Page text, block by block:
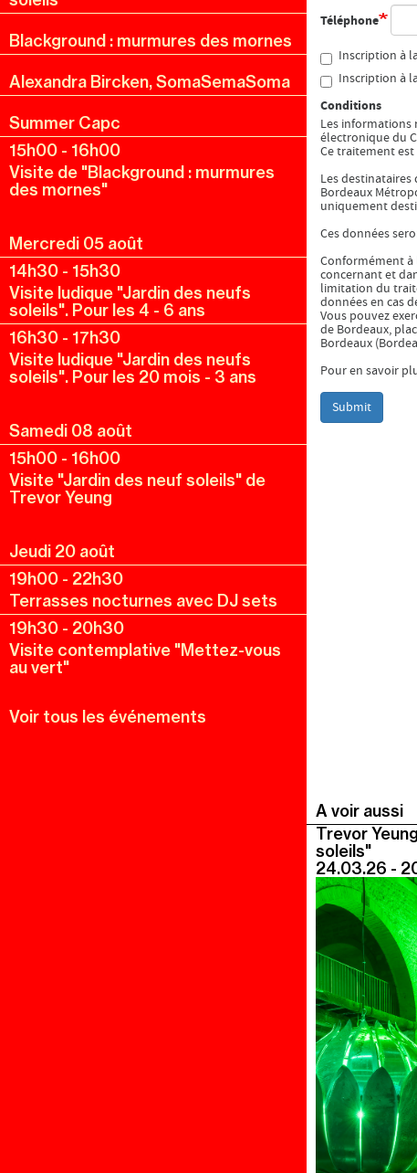
Blackground : murmures des mornes
Alexandra Bircken, SomaSemaSoma
Summer Capc
15h00 - 16h00
Visite de "Blackground : murmures
des mornes"
Mercredi 05 août
14h30 - 15h30
Visite ludique "Jardin des neufs
soleils". Pour les 4 - 6 ans
16h30 - 17h30
Visite ludique "Jardin des neufs
soleils". Pour les 20 mois - 3 ans
Samedi 08 août
15h00 - 16h00
Visite "Jardin des neuf soleils" de
Trevor Yeung
Jeudi 20 août
19h00 - 22h30
Terrasses nocturnes avec DJ sets
19h30 - 20h30
Visite contemplative "Mettez-vous
au vert"
Voir tous les événements
Téléphone
Inscription à
Inscription à
Conditions
Les
électronique du
Ce traitement
Les
Bordeaux
uniquement
Ces données
Conformément à
concernant et
limitation du
données en cas
Vous pouvez
de Bordeaux,
Bordeaux
Pour en savoir
Submit
A voir aussi
Trevor
soleils"
24.03.26 -